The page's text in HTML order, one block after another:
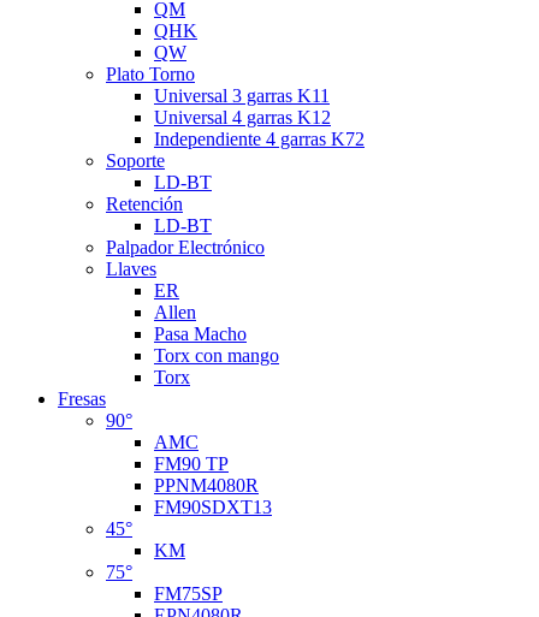
QM
QHK
QW
Plato Torno
Universal 3 garras K11
Universal 4 garras K12
Independiente 4 garras K72
Soporte
LD-BT
Retención
LD-BT
Palpador Electrónico
Llaves
ER
Allen
Pasa Macho
Torx con mango
Torx
Fresas
90°
AMC
FM90 TP
PPNM4080R
FM90SDXT13
45°
KM
75°
FM75SP